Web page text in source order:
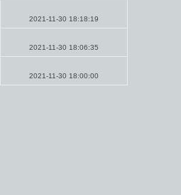
2021-11-30 18:18:19
2021-11-30 18:06:35
2021-11-30 18:00:00